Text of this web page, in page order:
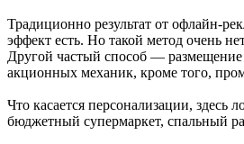
Традиционно результат от офлайн-
эффект есть. Но такой метод очень
Другой частый способ —
акционных механик, кроме того,
Что касается персонализации,
бюджетный супермаркет, спальный